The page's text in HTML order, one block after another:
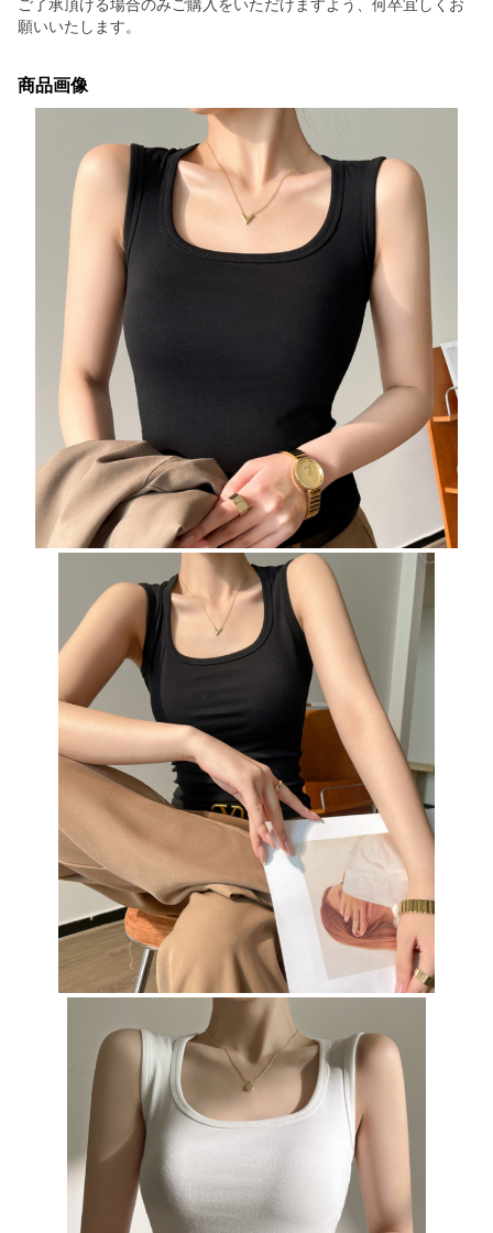
ご了承頂ける場合のみご購入をいただけますよう、何卒宜しくお
願いいたします。
商品画像